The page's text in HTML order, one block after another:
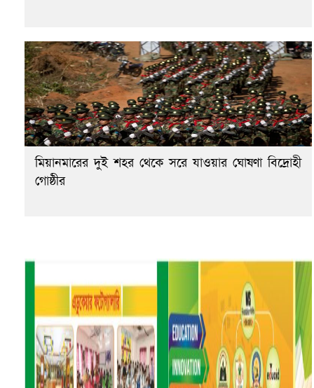
মিয়ানমারের দুই শহর থেকে সরে যাওয়ার ঘোষণা বিদ্রোহী
গোষ্ঠীর